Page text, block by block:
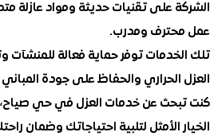
على تقنيات حديثة ومواد عازلة متطورة،
ومدرب.
توفر حماية فعالة للمنشآت
والحفاظ على جودة المباني على
عن خدمات العزل في حي صياح، فإن
الأمثل لتلبية احتياجاتك وضمان راحتك